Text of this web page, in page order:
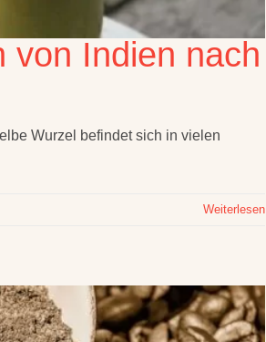
von Indien nach
Wurzel befindet sich in vielen
Weiterlesen